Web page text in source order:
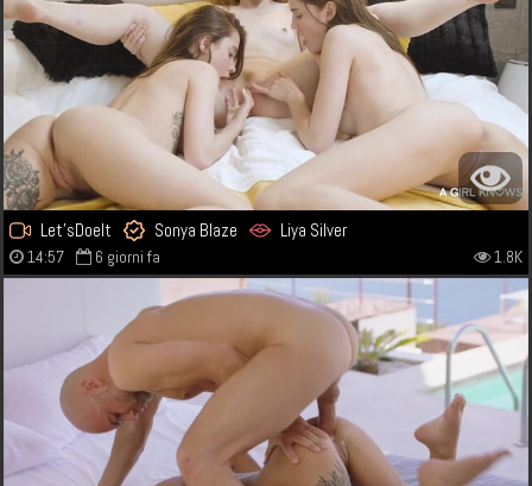
Let'sDoeIt Sonya Blaze Liya Silver
14:57 6 giorni fa 1.8K